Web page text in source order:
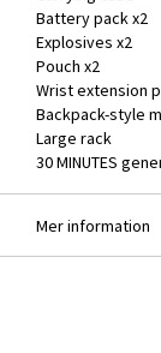
Battery pack x2
Explosives x2
Pouch x2
Wrist extension
Backpack-style
Large rack
30 MINUTES
Mer information